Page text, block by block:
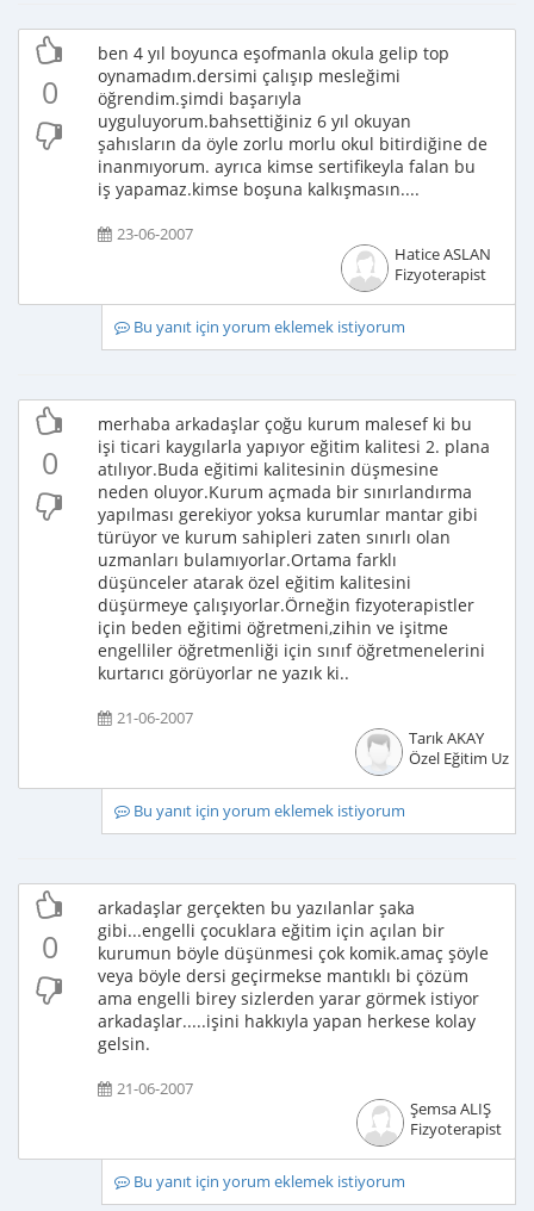
0
ben 4 yıl boyunca eşofmanla okula gelip top
oynamadım.dersimi çalışıp mesleğimi
öğrendim.şimdi başarıyla
uyguluyorum.bahsettiğiniz 6 yıl okuyan
şahısların da öyle zorlu morlu okul bitirdiğine de
inanmıyorum. ayrıca kimse sertifikeyla falan bu
iş yapamaz.kimse boşuna kalkışmasın....
23-06-2007
Hatice ASLAN
Fizyoterapist
Bu yanıt için yorum eklemek istiyorum
0
merhaba arkadaşlar çoğu kurum malesef ki bu
işi ticari kaygılarla yapıyor eğitim kalitesi 2. plana
atılıyor.Buda eğitimi kalitesinin düşmesine
neden oluyor.Kurum açmada bir sınırlandırma
yapılması gerekiyor yoksa kurumlar mantar gibi
türüyor ve kurum sahipleri zaten sınırlı olan
uzmanları bulamıyorlar.Ortama farklı
düşünceler atarak özel eğitim kalitesini
düşürmeye çalışıyorlar.Örneğin fizyoterapistler
için beden eğitimi öğretmeni,zihin ve işitme
engelliler öğretmenliği için sınıf öğretmenelerini
kurtarıcı görüyorlar ne yazık ki..
21-06-2007
Tarık AKAY
Özel Eğitim
Bu yanıt için yorum eklemek istiyorum
0
arkadaşlar gerçekten bu yazılanlar şaka
gibi...engelli çocuklara eğitim için açılan bir
kurumun böyle düşünmesi çok komik.amaç şöyle
veya böyle dersi geçirmekse mantıklı bi çözüm
ama engelli birey sizlerden yarar görmek istiyor
arkadaşlar.....işini hakkıyla yapan herkese kolay
gelsin.
21-06-2007
Şemsa ALIŞ
Fizyoterapist
Bu yanıt için yorum eklemek istiyorum